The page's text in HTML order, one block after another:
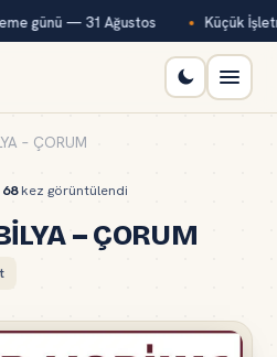
günü — 31 Ağustos Küçük
– ÇORUM
68kez görüntülendi
– ÇORUM